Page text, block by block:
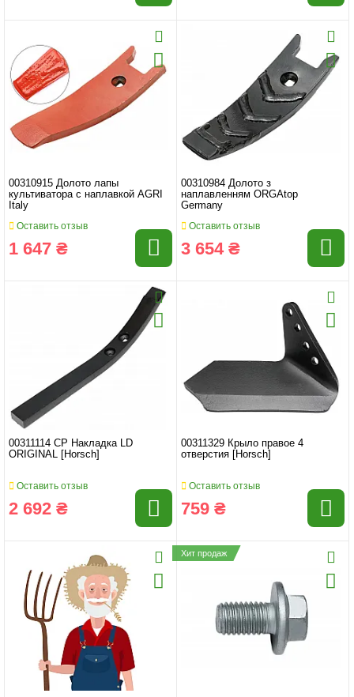
00310915 Долото лапы
культиватора с наплавкой AGRI
Italy
Оставить отзыв
1 647 ₴
00310984 Долото з
наплавленням ORGAtop
Germany
Оставить отзыв
3 654 ₴
00311114 CP Накладка LD
ORIGINAL [Horsch]
Оставить отзыв
2 692 ₴
00311329 Крыло правое 4
отверстия [Horsch]
Оставить отзыв
759 ₴
Хит продаж